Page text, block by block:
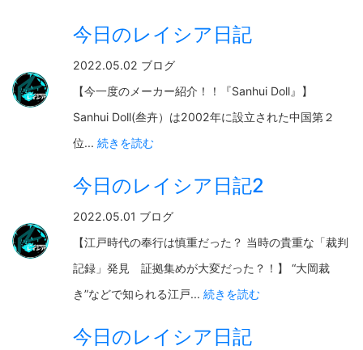
今日のレイシア日記
2022.05.02 ブログ
【今一度のメーカー紹介！！『Sanhui Doll』】
Sanhui Doll(叁卉）は2002年に設立された中国第２
位... 続きを読む
今日のレイシア日記2
2022.05.01 ブログ
【江戸時代の奉行は慎重だった？ 当時の貴重な「裁判
記録」発見 証拠集めが大変だった？！】 “大岡裁
き”などで知られる江戸... 続きを読む
今日のレイシア日記